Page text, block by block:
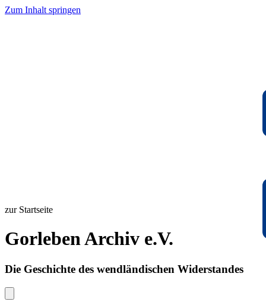
Zum Inhalt springen
zur Startseite
Gorleben Archiv e.V.
Die Geschichte des wendländischen Widerstandes